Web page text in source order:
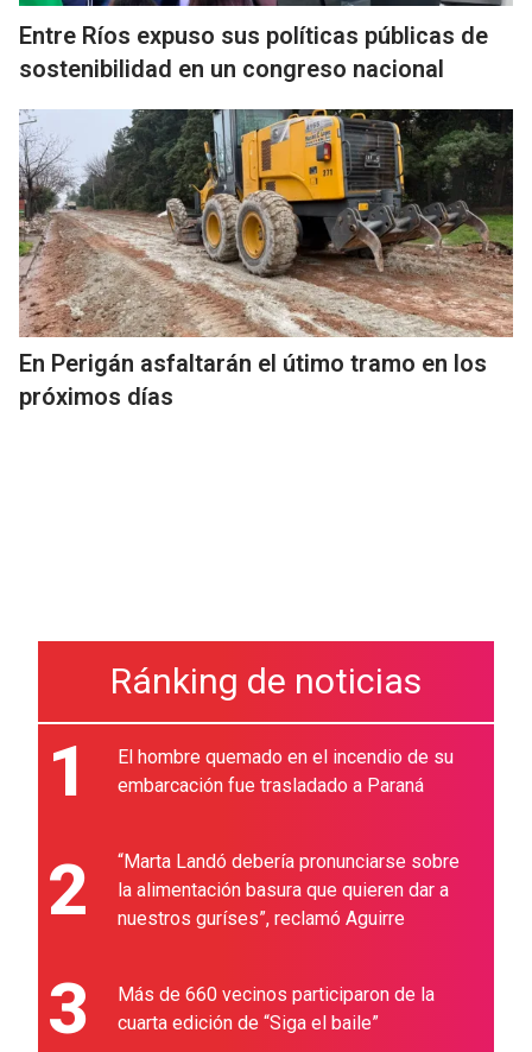
Entre Ríos expuso sus políticas públicas de
sostenibilidad en un congreso nacional
En Perigán asfaltarán el útimo tramo en los
próximos días
Ránking de noticias
1
El hombre quemado en el incendio de su
embarcación fue trasladado a Paraná
2
“Marta Landó debería pronunciarse sobre
la alimentación basura que quieren dar a
nuestros guríses”, reclamó Aguirre
3
Más de 660 vecinos participaron de la
cuarta edición de “Siga el baile”